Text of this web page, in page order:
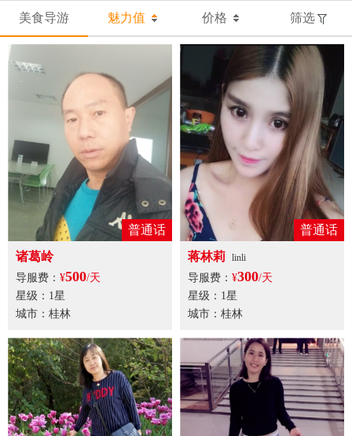
美食导游 魅力值 价格 筛选
普通话
诸葛岭
导服费： ¥500/天
星级：1星
城市：桂林
普通话
蒋林莉 linli
导服费： ¥300/天
星级：1星
城市：桂林